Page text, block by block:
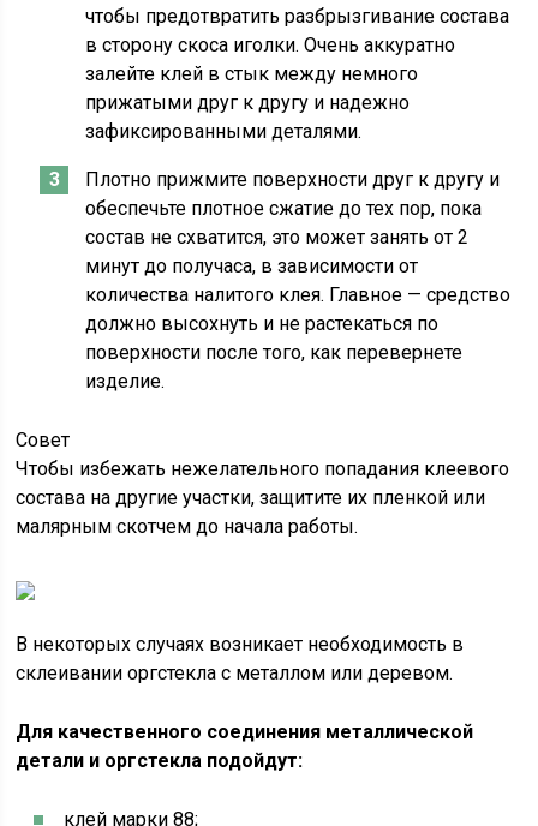
чтобы предотвратить разбрызгивание состава
в сторону скоса иголки. Очень аккуратно
залейте клей в стык между немного
прижатыми друг к другу и надежно
зафиксированными деталями.
Плотно прижмите поверхности друг к другу и
обеспечьте плотное сжатие до тех пор, пока
состав не схватится, это может занять от 2
минут до получаса, в зависимости от
количества налитого клея. Главное — средство
должно высохнуть и не растекаться по
поверхности после того, как перевернете
изделие.
Совет
Чтобы избежать нежелательного попадания клеевого
состава на другие участки, защитите их пленкой или
малярным скотчем до начала работы.
В некоторых случаях возникает необходимость в
склеивании оргстекла с металлом или деревом.
Для качественного соединения металлической
детали и оргстекла подойдут:
клей марки 88;